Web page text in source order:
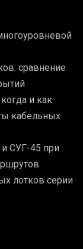
сравнение
и как
кабельных
СУГ-45 при
лотков серии